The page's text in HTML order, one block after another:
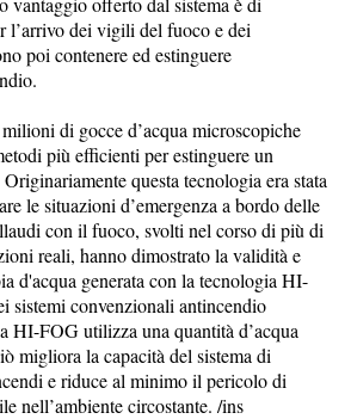
l’arrivo dei vigili del fuoco e dei
poi contenere ed estinguere
di gocce d’acqua microscopiche
più efficienti per estinguere un
questa tecnologia era stata
le situazioni d’emergenza a bordo delle
con il fuoco, svolti nel corso di più di
reali, hanno dimostrato la validità e
d'acqua generata con la tecnologia HI-
sistemi convenzionali antincendio
HI-FOG utilizza una quantità d’acqua
migliora la capacità del sistema di
e riduce al minimo il pericolo di
nell’ambiente circostante. /ins